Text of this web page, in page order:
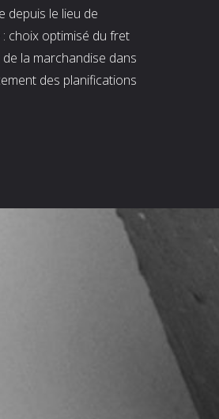
depuis le lieu de
choix optimisé du fret
la marchandise dans
des planifications